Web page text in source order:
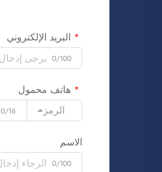
البريد الإلكتروني
0/100
هاتف محمول
الرمز
0/16
الاسم
0/100